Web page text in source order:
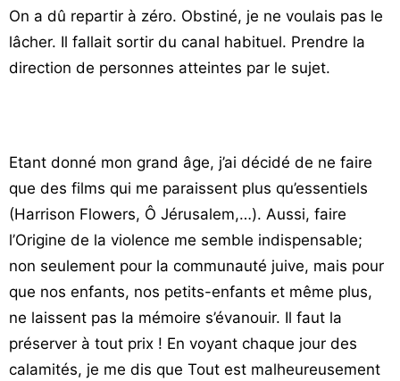
On a dû repartir à zéro. Obstiné, je ne voulais pas le
lâcher. Il fallait sortir du canal habituel. Prendre la
direction de personnes atteintes par le sujet.
Etant donné mon grand âge, j’ai décidé de ne faire
que des films qui me paraissent plus qu’essentiels
(Harrison Flowers, Ô Jérusalem,…). Aussi, faire
l’Origine de la violence me semble indispensable;
non seulement pour la communauté juive, mais pour
que nos enfants, nos petits-enfants et même plus,
ne laissent pas la mémoire s’évanouir. Il faut la
préserver à tout prix ! En voyant chaque jour des
calamités, je me dis que Tout est malheureusement